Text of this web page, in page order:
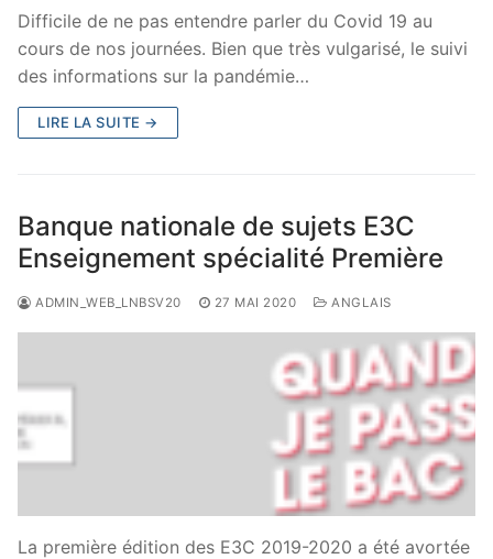
Difficile de ne pas entendre parler du Covid 19 au
cours de nos journées. Bien que très vulgarisé, le suivi
des informations sur la pandémie…
LIRE LA SUITE →
Banque nationale de sujets E3C
Enseignement spécialité Première
ADMIN_WEB_LNBSV20 27 MAI 2020 ANGLAIS
La première édition des E3C 2019-2020 a été avortée